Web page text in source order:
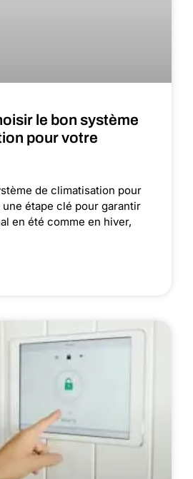
le bon système
pour votre
de climatisation pour
étape clé pour garantir
en été comme en hiver,